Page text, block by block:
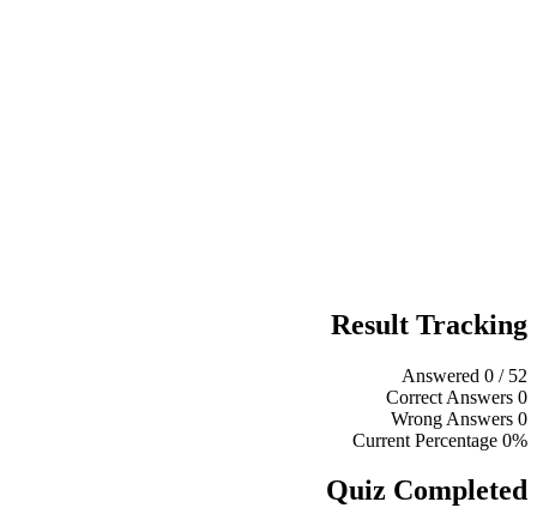
Result Tracking
Answered 0/ 52
Correct Answers 0
Wrong Answers 0
Current Percentage 0%
Quiz Completed